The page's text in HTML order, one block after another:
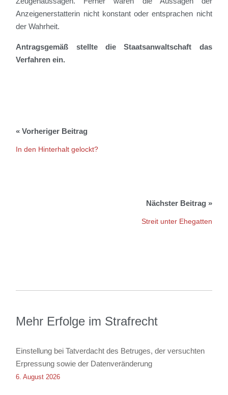
Anzeigenerstatterin nicht konstant oder entsprachen nicht
der Wahrheit.
Antragsgemäß stellte die Staatsanwaltschaft das
Verfahren ein.
In den Hinterhalt gelockt?
Streit unter Ehegatten
Mehr Erfolge im Strafrecht
Einstellung bei Tatverdacht des Betruges, der versuchten
Erpressung sowie der Datenveränderung
6. August 2026